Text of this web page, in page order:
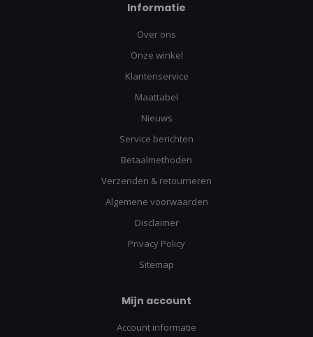
Informatie
Over ons
Onze winkel
Klantenservice
Maattabel
Nieuws
Service berichten
Betaalmethoden
Verzenden & retourneren
Algemene voorwaarden
Disclaimer
Privacy Policy
Sitemap
Mijn account
Account informatie